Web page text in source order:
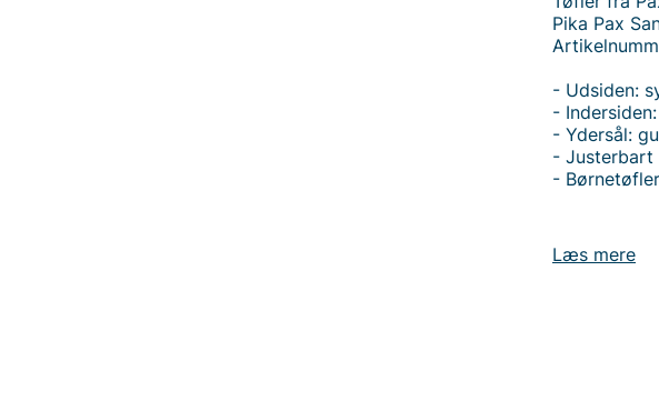
Læs mere
Pika Pax
- Udsiden:
-
- Ydersål:
-
- Børnetøfler